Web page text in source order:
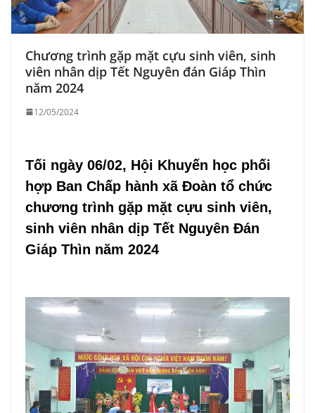
Chương trình gặp mặt cựu sinh viên, sinh
viên nhân dịp Tết Nguyên đán Giáp Thìn
năm 2024
12/05/2024
Tối ngày 06/02, Hội Khuyến học phối
hợp Ban Chấp hành xã Đoàn tổ chức
chương trình gặp mặt cựu sinh viên,
sinh viên nhân dịp Tết Nguyên Đán
Giáp Thìn năm 2024